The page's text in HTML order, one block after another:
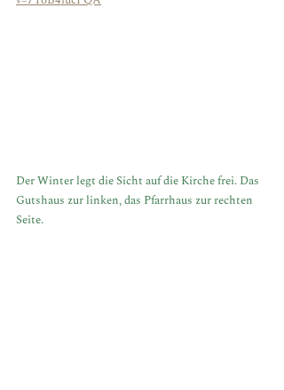
Der Winter legt die Sicht auf die Kirche frei. Das
Gutshaus zur linken, das Pfarrhaus zur rechten
Seite.